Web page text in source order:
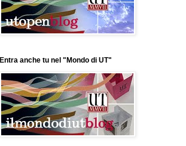
Entra anche tu nel "Mondo di UT"